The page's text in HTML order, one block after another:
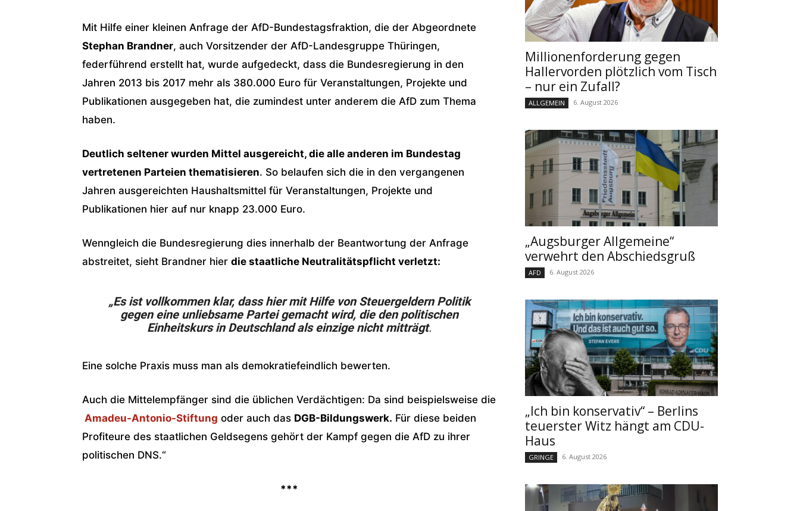
Mit Hilfe einer kleinen Anfrage der AfD-Bundestagsfraktion, die der Abgeordnete
Stephan Brandner, auch Vorsitzender der AfD-Landesgruppe Thüringen,
federführend erstellt hat, wurde aufgedeckt, dass die Bundesregierung in den
Jahren 2013 bis 2017 mehr als 380.000 Euro für Veranstaltungen, Projekte und
Publikationen ausgegeben hat, die zumindest unter anderem die AfD zum Thema
haben.
Deutlich seltener wurden Mittel ausgereicht, die alle anderen im Bundestag
vertretenen Parteien thematisieren. So belaufen sich die in den vergangenen
Jahren ausgereichten Haushaltsmittel für Veranstaltungen, Projekte und
Publikationen hier auf nur knapp 23.000 Euro.
Wenngleich die Bundesregierung dies innerhalb der Beantwortung der Anfrage
abstreitet, sieht Brandner hier die staatliche Neutralitätspflicht verletzt:
„Es ist vollkommen klar, dass hier mit Hilfe von Steuergeldern Politik
gegen eine unliebsame Partei gemacht wird, die den politischen
Einheitskurs in Deutschland als einzige nicht mitträgt.
Eine solche Praxis muss man als demokratiefeindlich bewerten.
Auch die Mittelempfänger sind die üblichen Verdächtigen: Da sind beispielsweise die
Amadeu-Antonio-Stiftung oder auch das DGB-Bildungswerk. Für diese beiden
Profiteure des staatlichen Geldsegens gehört der Kampf gegen die AfD zu ihrer
politischen DNS.“
***
Millionenforderung gegen
Hallervorden plötzlich vom Tisch
– nur ein Zufall?
ALLGEMEIN 6. August 2026
„Augsburger Allgemeine“
verwehrt den Abschiedsgruß
AFD 6. August 2026
„Ich bin konservativ“ – Berlins
teuerster Witz hängt am CDU-
Haus
GRINGE 6. August 2026